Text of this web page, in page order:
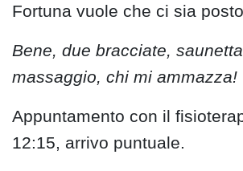
Fortuna vuole che ci sia
Bene, due bracciate,
massaggio, chi mi ammazza!
Appuntamento con il
12:15, arrivo puntuale.